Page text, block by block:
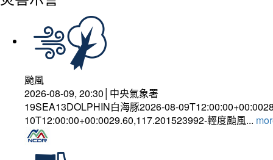
颱風
2026-08-09, 20:30│中央氣象署
19SEA13DOLPHIN白海豚2026-08-
10T12:00:00+00:0029.60,117.201523992-輕度颱風...